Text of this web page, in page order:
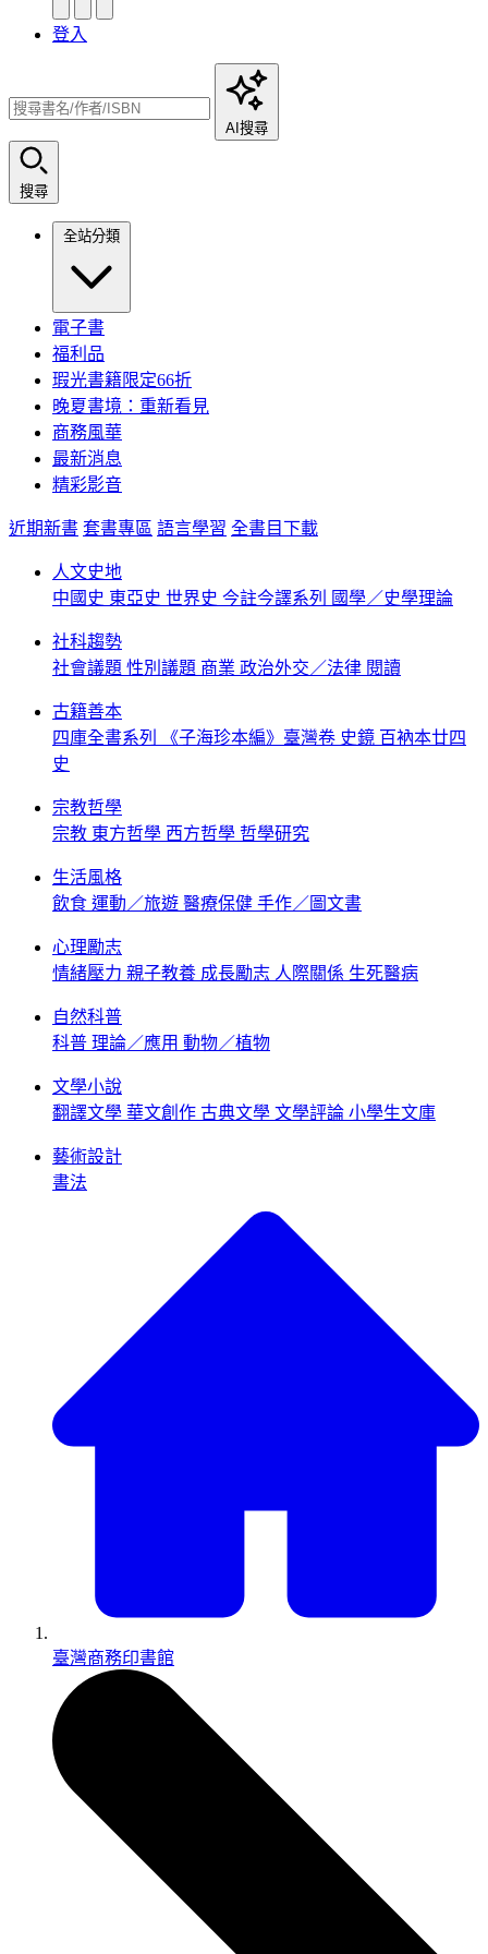
登入
AI搜尋
搜尋
全站分類
電子書
福利品
瑕光書籍限定66折
晚夏書境：重新看見
商務風華
最新消息
精彩影音
近期新書 套書專區 語言學習 全書目下載
人文史地
中國史 東亞史 世界史 今註今譯系列 國學／史學理論
社科趨勢
社會議題 性別議題 商業 政治外交／法律 閱讀
古籍善本
四庫全書系列
《子海珍本編》臺灣卷 史鏡 百衲本廿四
史
宗教哲學
宗教 東方哲學 西方哲學 哲學研究
生活風格
飲食 運動／旅遊 醫療保健 手作／圖文書
心理勵志
情緒壓力 親子教養 成長勵志 人際關係 生死醫病
自然科普
科普 理論／應用 動物／植物
文學小說
翻譯文學 華文創作 古典文學 文學評論 小學生文庫
藝術設計
書法
臺灣商務印書館